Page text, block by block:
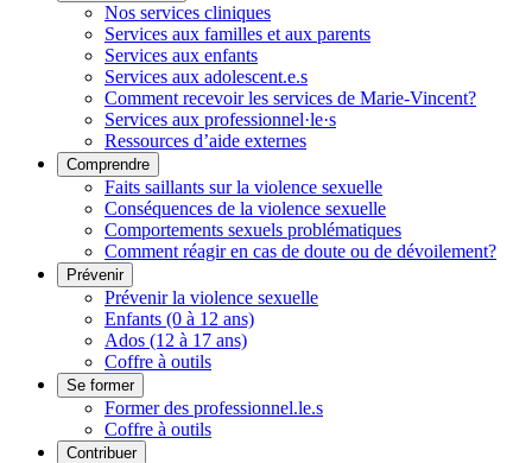
Nos services cliniques
Services aux familles et aux parents
Services aux enfants
Services aux adolescent.e.s
Comment recevoir les services de Marie-Vincent?
Services aux professionnel·le·s
Ressources d’aide externes
Comprendre
Faits saillants sur la violence sexuelle
Conséquences de la violence sexuelle
Comportements sexuels problématiques
Comment réagir en cas de doute ou de dévoilement?
Prévenir
Prévenir la violence sexuelle
Enfants (0 à 12 ans)
Ados (12 à 17 ans)
Coffre à outils
Se former
Former des professionnel.le.s
Coffre à outils
Contribuer